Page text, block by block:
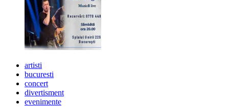
artisti
bucuresti
concert
divertisment
evenimente